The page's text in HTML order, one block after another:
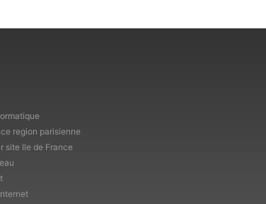
region parisienne
site Ile de France